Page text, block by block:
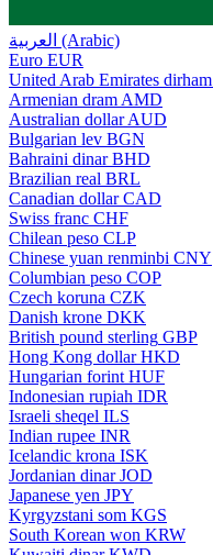
العربية (Arabic)
Euro EUR
United Arab Emirates dirham
Armenian dram AMD
Australian dollar AUD
Bulgarian lev BGN
Bahraini dinar BHD
Brazilian real BRL
Canadian dollar CAD
Swiss franc CHF
Chilean peso CLP
Chinese yuan renminbi CNY
Columbian peso COP
Czech koruna CZK
Danish krone DKK
British pound sterling GBP
Hong Kong dollar HKD
Hungarian forint HUF
Indonesian rupiah IDR
Israeli sheqel ILS
Indian rupee INR
Icelandic krona ISK
Jordanian dinar JOD
Japanese yen JPY
Kyrgyzstani som KGS
South Korean won KRW